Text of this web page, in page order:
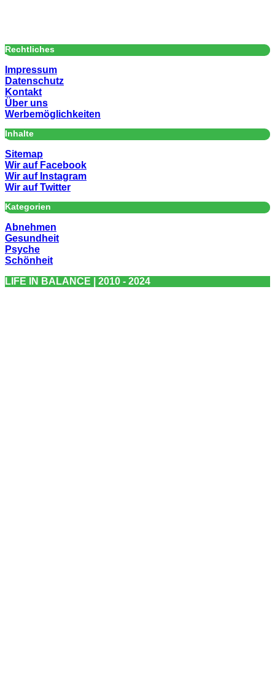
Rechtliches
Impressum
Datenschutz
Kontakt
Über uns
Werbemöglichkeiten
Inhalte
Sitemap
Wir auf Facebook
Wir auf Instagram
Wir auf Twitter
Kategorien
Abnehmen
Gesundheit
Psyche
Schönheit
LIFE IN BALANCE | 2010 - 2024